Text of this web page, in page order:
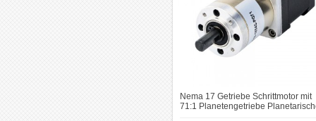
Nema 17 Getriebe Schrittmotor mit
71:1 Planetengetriebe